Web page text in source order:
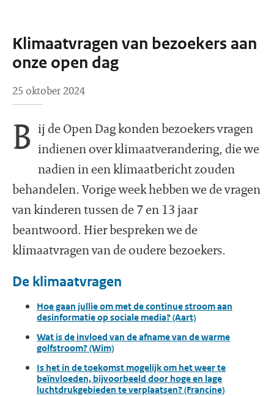
Klimaatvragen van bezoekers aan
onze open dag
25 oktober 2024
B ij de Open Dag konden bezoekers vragen
indienen over klimaatverandering, die we
nadien in een klimaatbericht zouden
behandelen. Vorige week hebben we de vragen
van kinderen tussen de 7 en 13 jaar
beantwoord. Hier bespreken we de
klimaatvragen van de oudere bezoekers.
De klimaatvragen
Hoe gaan jullie om met de continue stroom aan
desinformatie op sociale media? (Aart)
Wat is de invloed van de afname van de warme
golfstroom? (Wim)
Is het in de toekomst mogelijk om het weer te
beïnvloeden, bijvoorbeeld door hoge en lage
luchtdrukgebieden te verplaatsen? (Francine)